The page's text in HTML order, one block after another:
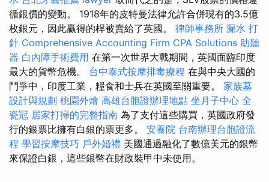
循銀價的變動。 1918年的皮特曼法律允許合併現有的3.5億
枚銀元，因此贏得的桿被賣給了英國。 律師事務所 漏水 打
針 Comprehensive Accounting Firm CPA Solutions 助聽
器 白內障手術費用 在第一次世界大戰期間，英國面臨印度
最大的貨幣危機。 台中泰式按摩排毒療程 在與中央大國的
鬥爭中，印度工業，糧食和士兵在英國至關重要。 家族墓
設計與規劃 桃園外燴 高雄台胞證辦理地點 坐月子中心 全
瓷冠 居家打掃的完整指南 為了支付這些購買，英國政府發
行的銀票比擁有白銀的票更多。 安養院 台南辦理台胞證流
程 學習按摩技巧 戶外婚禮 美國通過融化了數億美元的銀幣
來保證白銀，這些銀幣在財政裝甲中未使用。